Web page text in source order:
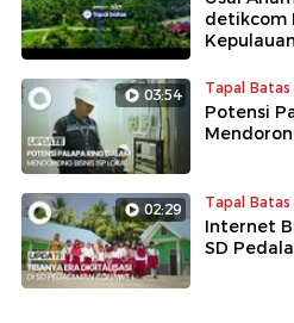
detikcom
Kepulauan
03:54 Tapal Batas
Potensi
02:29 Tapal Batas
Internet
SD